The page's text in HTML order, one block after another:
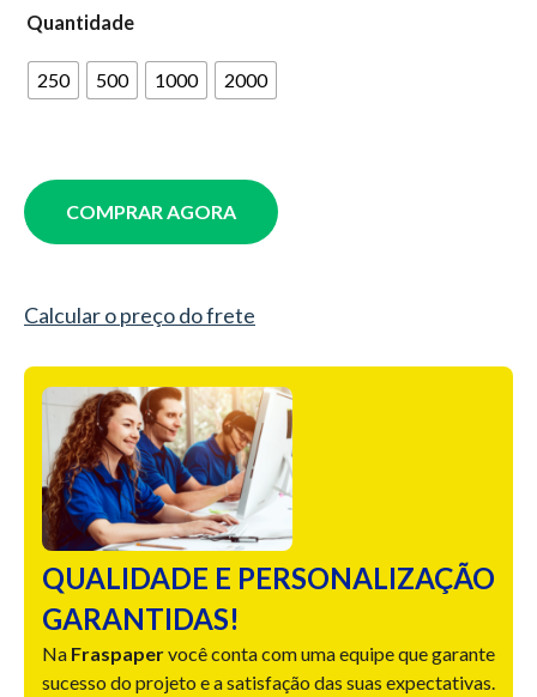
Quantidade
250 500 1000 2000
COMPRAR AGORA
Calcular o preço do frete
QUALIDADE E PERSONALIZAÇÃO
GARANTIDAS!
Na Fraspapervocê conta com uma equipe que garante
sucesso do projeto e a satisfação das suas expectativas.